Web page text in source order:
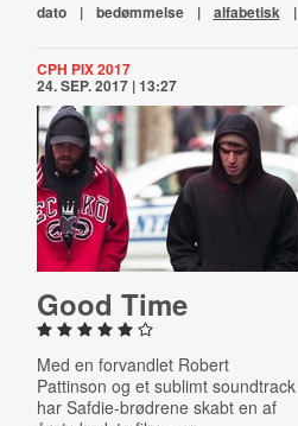
dato | bedømmelse | alfabetisk |
CPH PIX 2017
24. SEP. 2017 | 13:27
Good Time
Med en forvandlet Robert
Pattinson og et sublimt soundtrack
har Safdie-brødrene skabt en af